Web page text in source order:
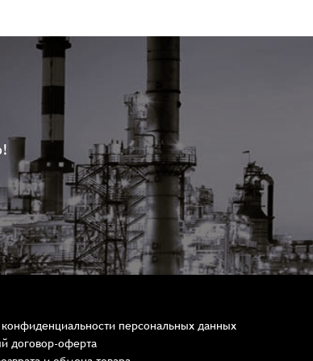
конфиденциальности персональных данных
договор-оферта